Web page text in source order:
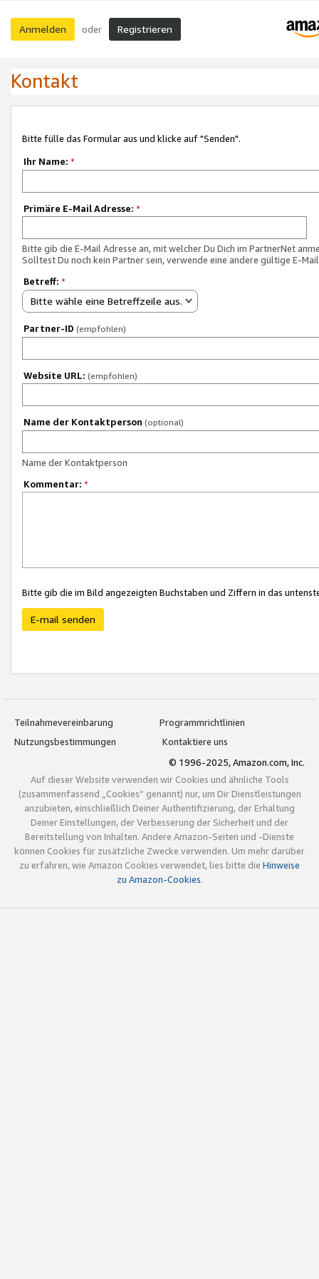
Anmelden oder Registrieren
Kontakt
Bitte fülle das Formular aus und klicke auf "Senden".
Ihr Name: *
Primäre E-Mail Adresse: *
Bitte gib die E-Mail Adresse an, mit welcher Du Dich im PartnerNet
Solltest Du noch kein Partner sein, verwende eine andere gültige E-
Betreff: *
Bitte wähle eine Betreffzeile aus.
Partner-ID (empfohlen)
Website URL: (empfohlen)
Name der Kontaktperson (optional)
Name der Kontaktperson
Kommentar: *
Bitte gib die im Bild angezeigten Buchstaben und Ziffern in das
E-mail senden
Teilnahmevereinbarung
Programmrichtlinien
Nutzungsbestimmungen
Kontaktiere uns
© 1996-2025, Amazon.com, Inc.
Auf dieser Website verwenden wir Cookies und ähnliche Tools
(zusammenfassend „Cookies“ genannt) nur, um Dir Dienstleistungen
anzubieten, einschließlich Deiner Authentifizierung, der Erhaltung
Deiner Einstellungen, der Verbesserung der Sicherheit und der
Bereitstellung von Inhalten. Andere Amazon-Seiten und -Dienste
können Cookies für zusätzliche Zwecke verwenden. Um mehr darüber
zu erfahren, wie Amazon Cookies verwendet, lies bitte die Hinweise
zu Amazon-Cookies.